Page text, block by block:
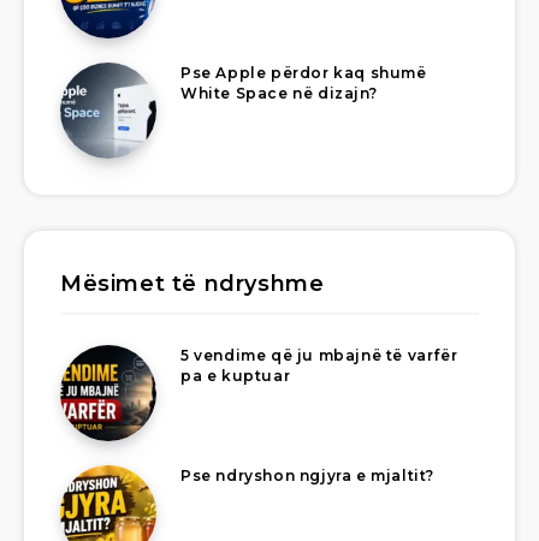
Pse Apple përdor kaq shumë
White Space në dizajn?
Mësimet të ndryshme
5 vendime që ju mbajnë të varfër
pa e kuptuar
Pse ndryshon ngjyra e mjaltit?